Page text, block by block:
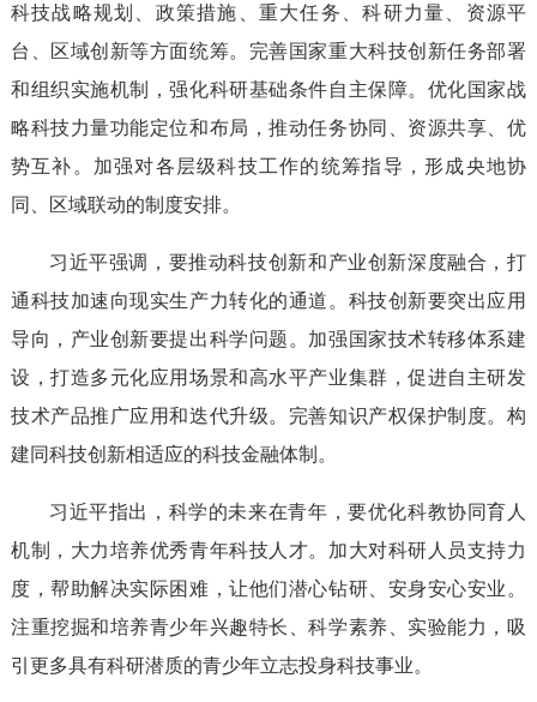
科技战略规划、政策措施、重大任务、科研力量、资源平
台、区域创新等方面统筹。完善国家重大科技创新任务部署
和组织实施机制，强化科研基础条件自主保障。优化国家战
略科技力量功能定位和布局，推动任务协同、资源共享、优
势互补。加强对各层级科技工作的统筹指导，形成央地协
同、区域联动的制度安排。
习近平强调，要推动科技创新和产业创新深度融合，打
通科技加速向现实生产力转化的通道。科技创新要突出应用
导向，产业创新要提出科学问题。加强国家技术转移体系建
设，打造多元化应用场景和高水平产业集群，促进自主研发
技术产品推广应用和迭代升级。完善知识产权保护制度。构
建同科技创新相适应的科技金融体制。
习近平指出，科学的未来在青年，要优化科教协同育人
机制，大力培养优秀青年科技人才。加大对科研人员支持力
度，帮助解决实际困难，让他们潜心钻研、安身安心安业。
注重挖掘和培养青少年兴趣特长、科学素养、实验能力，吸
引更多具有科研潜质的青少年立志投身科技事业。